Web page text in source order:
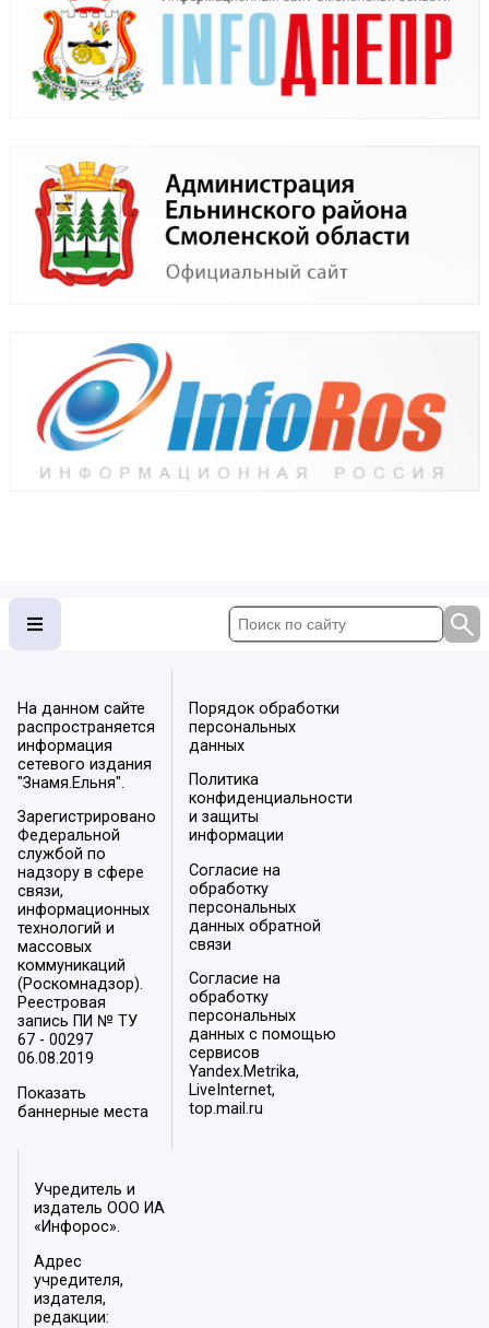
На данном сайте
распространяется
информация
сетевого издания
"Знамя.Ельня".
Зарегистрировано
Федеральной
службой по
надзору в сфере
связи,
информационных
технологий и
массовых
коммуникаций
(Роскомнадзор).
Реестровая
запись ПИ № ТУ
67 - 00297
06.08.2019
Показать
баннерные места
Порядок обработки
персональных
данных
Политика
конфиденциальности
и защиты
информации
Согласие на
обработку
персональных
данных обратной
связи
Согласие на
обработку
персональных
данных с помощью
сервисов
Yandex.Metrika,
LiveInternet,
top.mail.ru
Учредитель и
издатель ООО ИА
«Инфорос».
Адрес
учредителя,
издателя,
редакции: